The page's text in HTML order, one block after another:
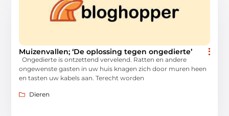
Muizenvallen; ‘De oplossing tegen ongedierte’
Ongedierte is ontzettend vervelend. Ratten en andere
ongewenste gasten in uw huis knagen zich door muren heen
en tasten uw kabels aan. Terecht worden
Dieren